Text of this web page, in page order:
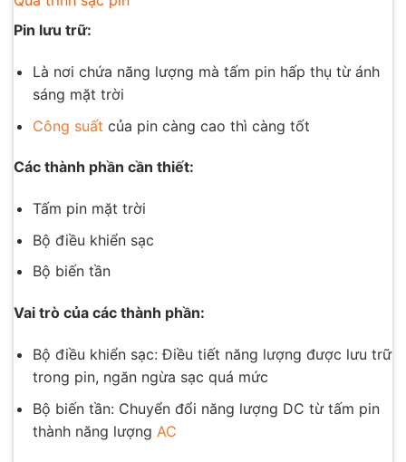
Pin lưu trữ:
Là nơi chứa năng lượng mà tấm pin hấp thụ từ ánh
sáng mặt trời
Công suất của pin càng cao thì càng tốt
Các thành phần cần thiết:
Tấm pin mặt trời
Bộ điều khiển sạc
Bộ biến tần
Vai trò của các thành phần:
Bộ điều khiển sạc: Điều tiết năng lượng được lưu trữ
trong pin, ngăn ngừa sạc quá mức
Bộ biến tần: Chuyển đổi năng lượng DC từ tấm pin
thành năng lượng AC